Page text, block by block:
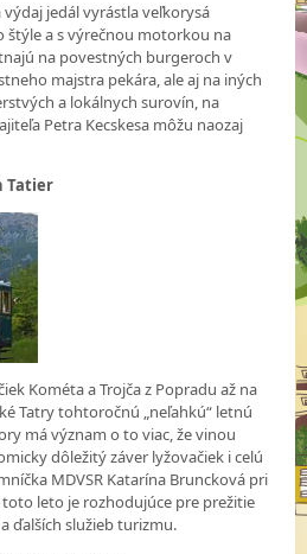
jedál vyrástla veľkorysá
štýle a s výrečnou motorkou na
na povestných burgeroch v
majstra pekára, ale aj na iných
a lokálnych surovín, na
Petra Kecskesa môžu naozaj
Tatier
Kométa a Trojča z Popradu až na
Tatry tohtoročnú „neľahkú“ letnú
má význam o to viac, že vinou
dôležitý záver lyžovačiek i celú
MDVSR Katarína Bruncková pri
leto je rozhodujúce pre prežitie
ďalších služieb turizmu.